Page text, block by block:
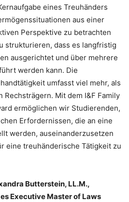
eines Treuhänders
aus einer
Perspektive zu betrachten
strukturieren, dass es langfristig
ausgerichtet und über mehrere
werden kann. Die
umfasst viel mehr, als
Rechsträgern. Mit dem I&F Family
ermöglichen wir Studierenden,
Erfordernissen, die an eine
werden, auseinanderzusetzen
eine treuhänderische Tätigkeit zu
Butterstein, LL.M.,
Executive Master of Laws